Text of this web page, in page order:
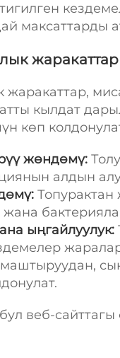
максаттарды
жаракаттар,
кылдат
көп
жөндөмү:
алдын
Топурактан
ыңгайлуулук:
веб-